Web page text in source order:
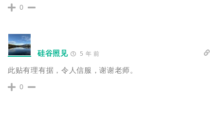
0
硅谷照见 5 年 前
此贴有理有据，令人信服，谢谢老师。
0